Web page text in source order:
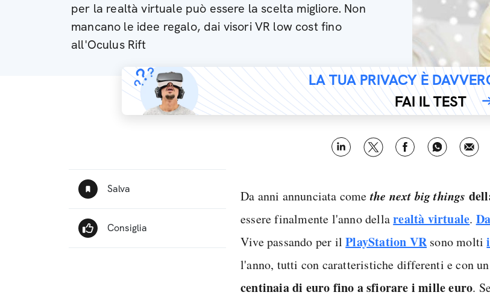
per la realtà virtuale può essere la scelta migliore. Non
mancano le idee regalo, dai visori VR low cost fino
all'Oculus Rift
LA TUA PRIVACY È
FAI IL TEST
Da anni annunciata comethe next big things
essere finalmente l'anno dellarealtà virtuale.
Vive passando per ilPlayStation VRsono molti
l'anno, tutti con caratteristiche differenti e con
centinaia di euro fino a sfiorare i mille euro.